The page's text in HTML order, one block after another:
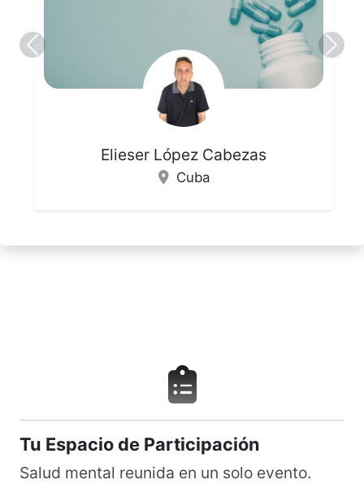
Elieser López Cabezas
Cuba
Tu Espacio de Participación
Salud mental reunida en un solo evento.